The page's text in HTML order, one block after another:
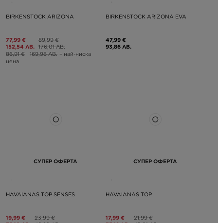
BIRKENSTOCK ARIZONA
77,99 €
152,54 ЛВ.
89,99 €
176,01 ЛВ.
86,91 €
169,98 ЛВ. – най-ниска
цена
BIRKENSTOCK ARIZONA EVA
47,99 €
93,86 ЛВ.
СУПЕР ОФЕРТА
HAVAIANAS TOP SENSES
19,99 €
23,99 €
СУПЕР ОФЕРТА
HAVAIANAS TOP
17,99 €
21,99 €